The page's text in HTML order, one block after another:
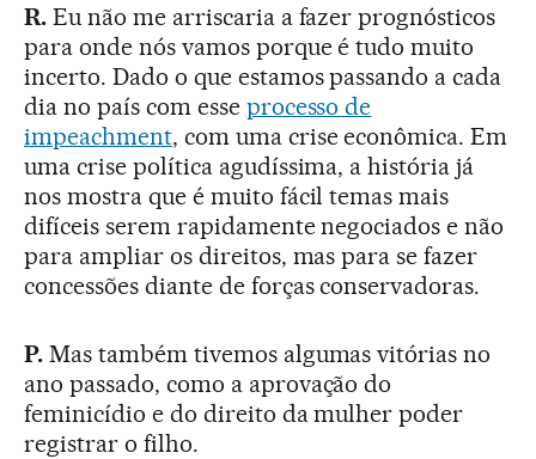
R.Eu não me arriscaria a fazer prognósticos
para onde nós vamos porque é tudo muito
incerto. Dado o que estamos passando a cada
dia no país com esse processo de
impeachment, com uma crise econômica. Em
uma crise política agudíssima, a história já
nos mostra que é muito fácil temas mais
difíceis serem rapidamente negociados e não
para ampliar os direitos, mas para se fazer
concessões diante de forças conservadoras.
P.Mas também tivemos algumas vitórias no
ano passado, como a aprovação do
feminicídio e do direito da mulher poder
registrar o filho.